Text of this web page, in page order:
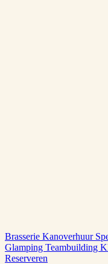
Brasserie Kanoverhuur
Glamping Teambuilding
Reserveren